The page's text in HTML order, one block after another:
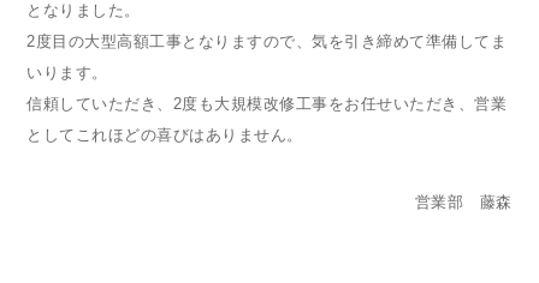
となりました。
2度目の大型高額工事となりますので、気を引き締めて準備してま
いります。
信頼していただき、2度も大規模改修工事をお任せいただき、営業
としてこれほどの喜びはありません。
営業部 藤森